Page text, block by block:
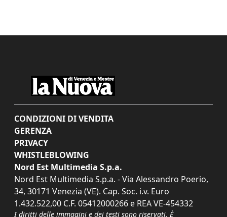
CONDIZIONI DI VENDITA
GERENZA
PRIVACY
WHISTLEBLOWING
Nord Est Multimedia S.p.a.
Nord Est Multimedia S.p.a. - Via Alessandro Poerio,
34, 30171 Venezia (VE). Cap. Soc. i.v. Euro
1.432.522,00 C.F. 05412000266 e REA VE-454332
I diritti delle immagini e dei testi sono riservati. È